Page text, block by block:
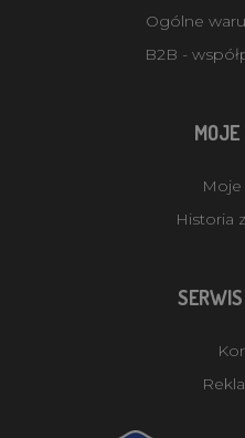
Ogólne
B2B -
MOJE
Historia